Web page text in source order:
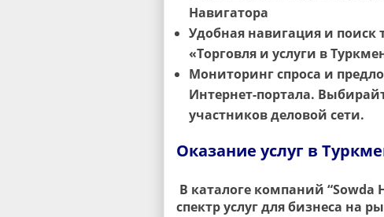
Навигатора
Удобная навигация и поиск
«Торговля и услуги в
Мониторинг спроса и
Интернет-портала.
участников деловой сети.
Оказание услуг в
В каталоге компаний “Sowda
спектр услуг для бизнеса на